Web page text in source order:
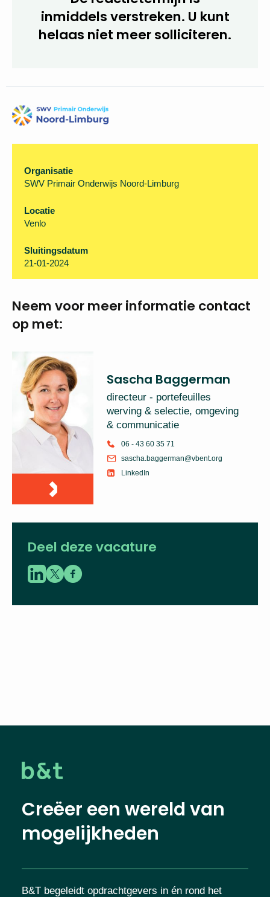
helaas niet meer
solliciteren.
SWV Primair Onderwijs Noord-Limburg
Sluitingsdatum
Neem voor meerinformatie
contact op met:
Sascha Baggerman
directeur - portefeuilles
LinkedIn
Creëer een wereld van
mogelijkheden
B&T begeleidt opdrachtgevers in én rond het